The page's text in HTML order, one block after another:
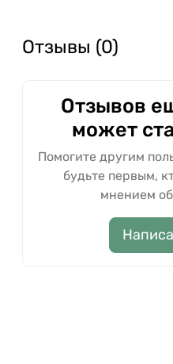
Отзывы (0)
Отзывов
может
Помогите другим
будьте первым,
мнением